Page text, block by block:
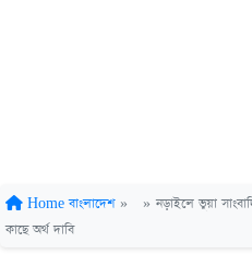
Home বাংলাদেশ » » নড়াইলে ভুয়া
কাছে অর্থ দাবি